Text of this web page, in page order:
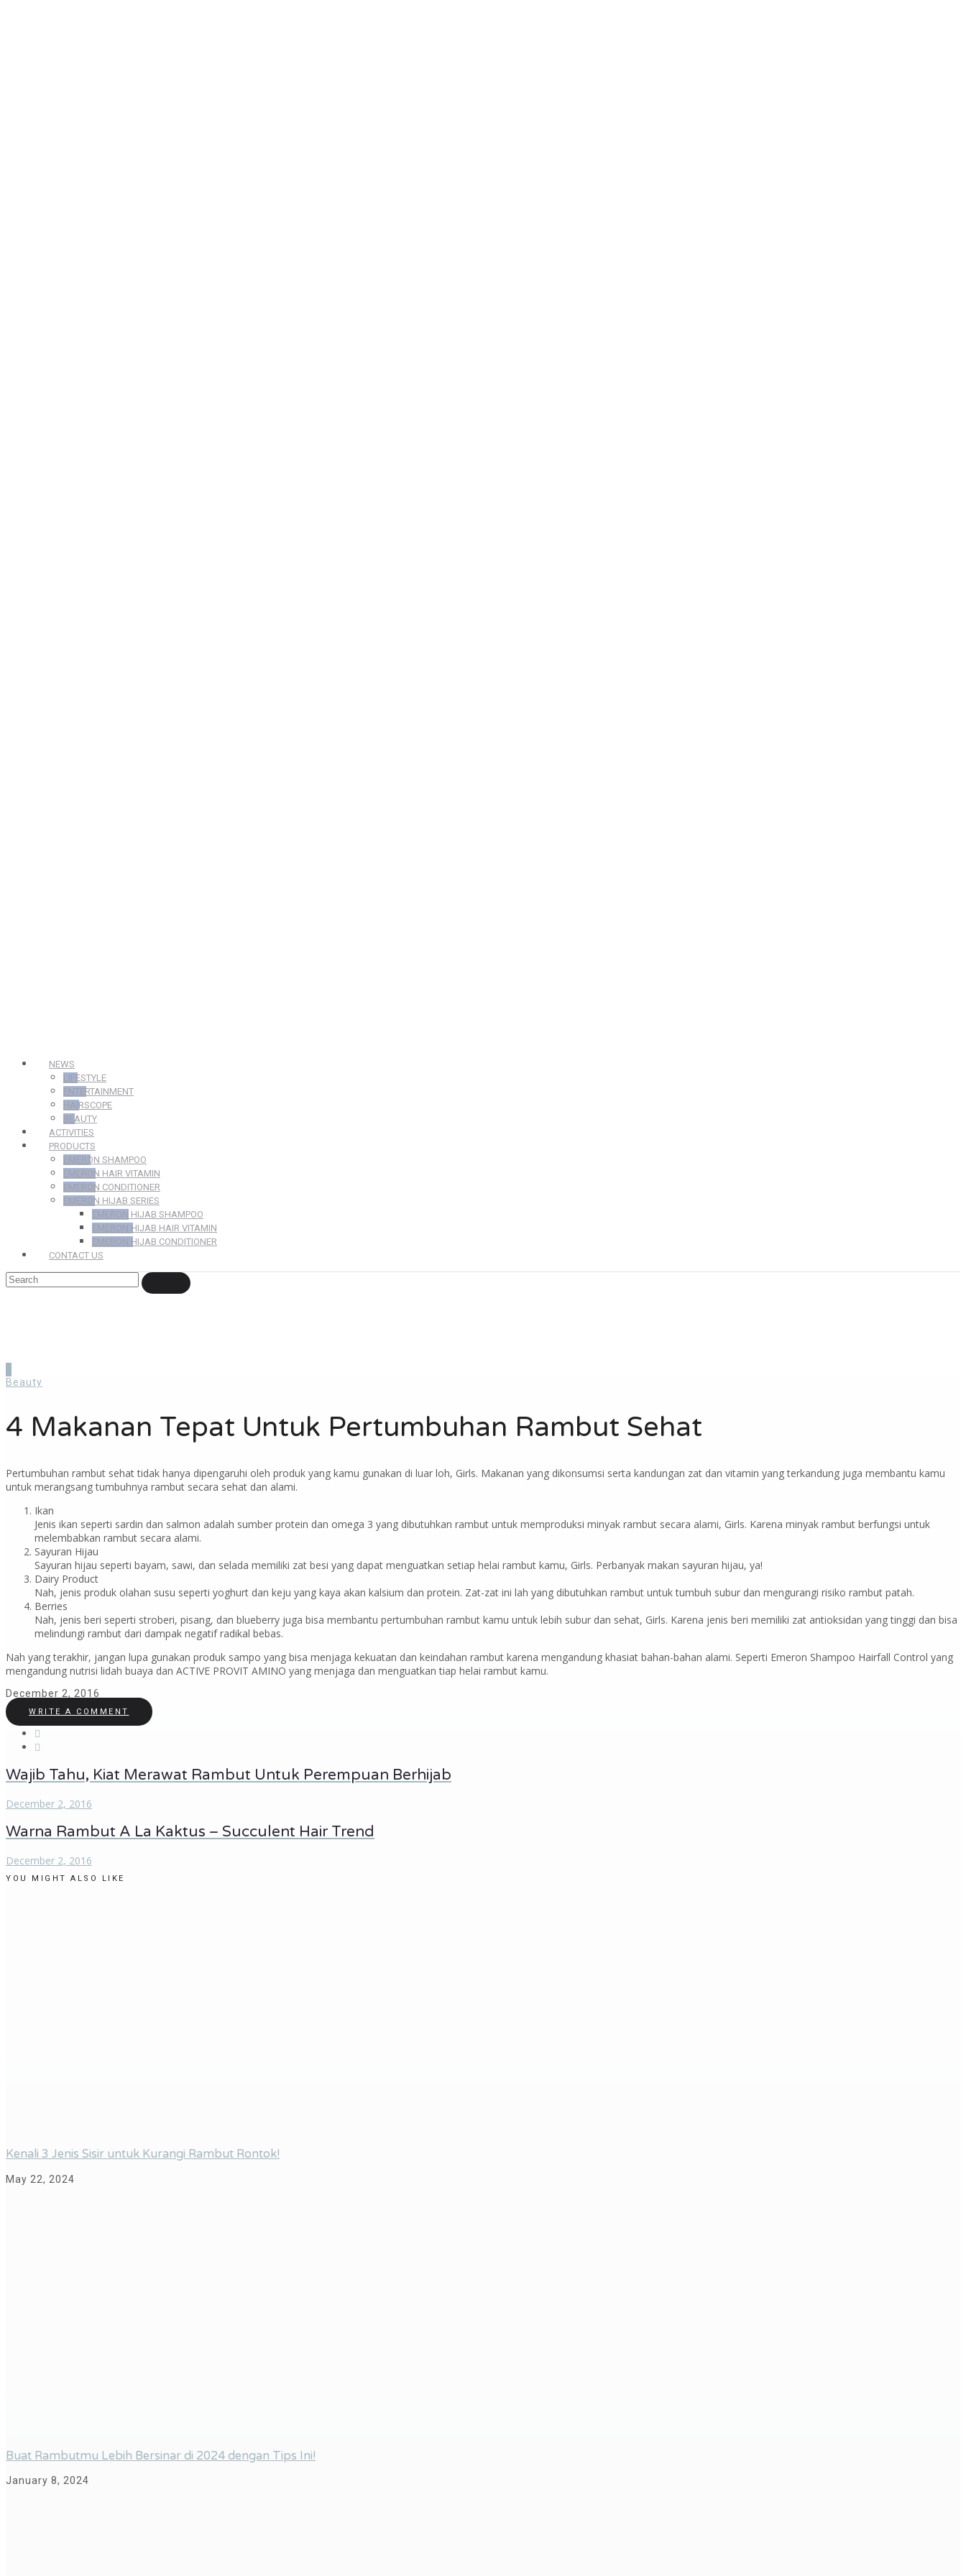
NEWS
LIFESTYLE
ENTERTAINMENT
HAIRSCOPE
BEAUTY
ACTIVITIES
PRODUCTS
EMERON SHAMPOO
EMERON HAIR VITAMIN
EMERON CONDITIONER
EMERON HIJAB SERIES
EMERON HIJAB SHAMPOO
EMERON HIJAB HAIR VITAMIN
EMERON HIJAB CONDITIONER
CONTACT US
Beauty
4 Makanan Tepat Untuk Pertumbuhan Rambut Sehat
Pertumbuhan rambut sehat tidak hanya dipengaruhi oleh produk yang kamu gunakan di luar loh, Girls. Makanan yang dikonsumsi serta kandungan zat dan vitamin yang terkandung juga membantu kamu
untuk merangsang tumbuhnya rambut secara sehat dan alami.
Ikan
Jenis ikan seperti sardin dan salmon adalah sumber protein dan omega 3 yang dibutuhkan rambut untuk memproduksi minyak rambut secara alami, Girls. Karena minyak rambut berfungsi untuk
melembabkan rambut secara alami.
Sayuran Hijau
Sayuran hijau seperti bayam, sawi, dan selada memiliki zat besi yang dapat menguatkan setiap helai rambut kamu, Girls. Perbanyak makan sayuran hijau, ya!
Dairy Product
Nah, jenis produk olahan susu seperti yoghurt dan keju yang kaya akan kalsium dan protein. Zat-zat ini lah yang dibutuhkan rambut untuk tumbuh subur dan mengurangi risiko rambut patah.
Berries
Nah, jenis beri seperti stroberi, pisang, dan blueberry juga bisa membantu pertumbuhan rambut kamu untuk lebih subur dan sehat, Girls. Karena jenis beri memiliki zat antioksidan yang tinggi dan bisa
melindungi rambut dari dampak negatif radikal bebas.
Nah yang terakhir, jangan lupa gunakan produk sampo yang bisa menjaga kekuatan dan keindahan rambut karena mengandung khasiat bahan-bahan alami. Seperti Emeron Shampoo Hairfall Control yang
mengandung nutrisi lidah buaya dan ACTIVE PROVIT AMINO yang menjaga dan menguatkan tiap helai rambut kamu.
December 2, 2016
WRITE A COMMENT
Wajib Tahu, Kiat Merawat Rambut Untuk Perempuan Berhijab
December 2, 2016
Warna Rambut A La Kaktus – Succulent Hair Trend
December 2, 2016
YOU MIGHT ALSO LIKE
Kenali 3 Jenis Sisir untuk Kurangi Rambut Rontok!
May 22, 2024
Buat Rambutmu Lebih Bersinar di 2024 dengan Tips Ini!
January 8, 2024